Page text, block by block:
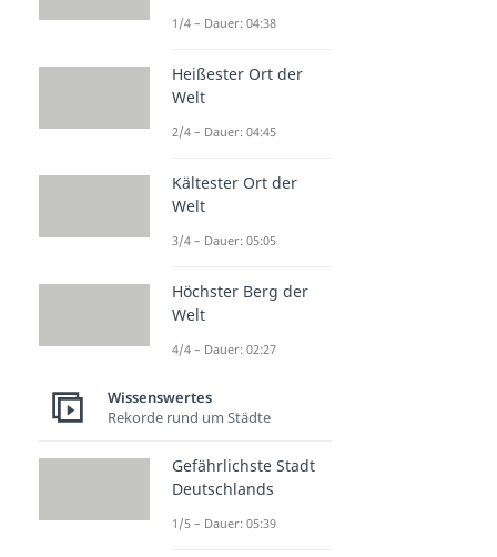
1/4 – Dauer: 04:38
Heißester Ort der
Welt
2/4 – Dauer: 04:45
Kältester Ort der
Welt
3/4 – Dauer: 05:05
Höchster Berg der
Welt
4/4 – Dauer: 02:27
Wissenswertes
Rekorde rund um Städte
Gefährlichste Stadt
Deutschlands
1/5 – Dauer: 05:39